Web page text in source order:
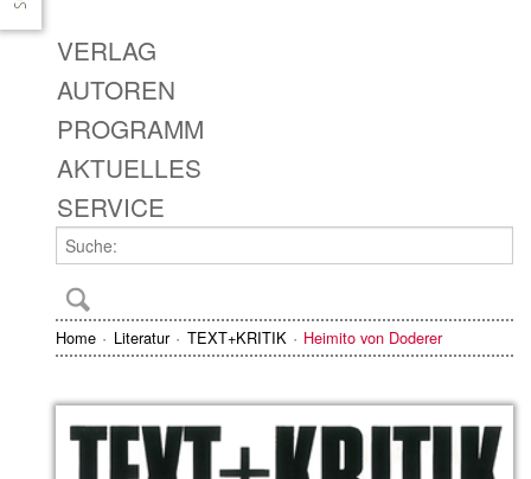
VERLAG
AUTOREN
PROGRAMM
AKTUELLES
SERVICE
Home Literatur TEXT+KRITIK Heimito von Doderer